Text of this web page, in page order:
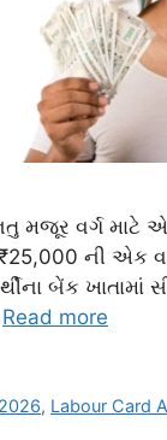
મજૂર વર્ગ માટે
₹25,000 ની
બેંક ખાતામાં
Read more
, Labour Card